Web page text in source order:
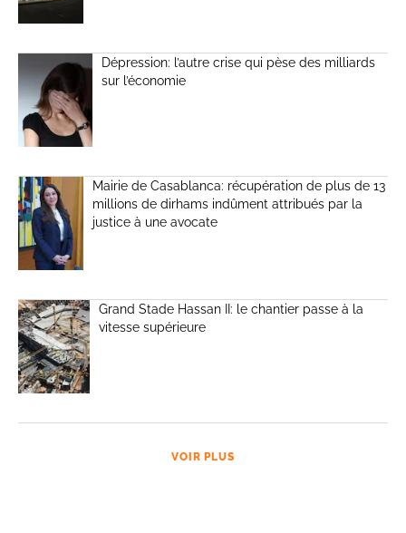
Dépression: l’autre crise qui pèse des milliards
sur l’économie
Mairie de Casablanca: récupération de plus de 13
millions de dirhams indûment attribués par la
justice à une avocate
Grand Stade Hassan II: le chantier passe à la
vitesse supérieure
VOIR PLUS